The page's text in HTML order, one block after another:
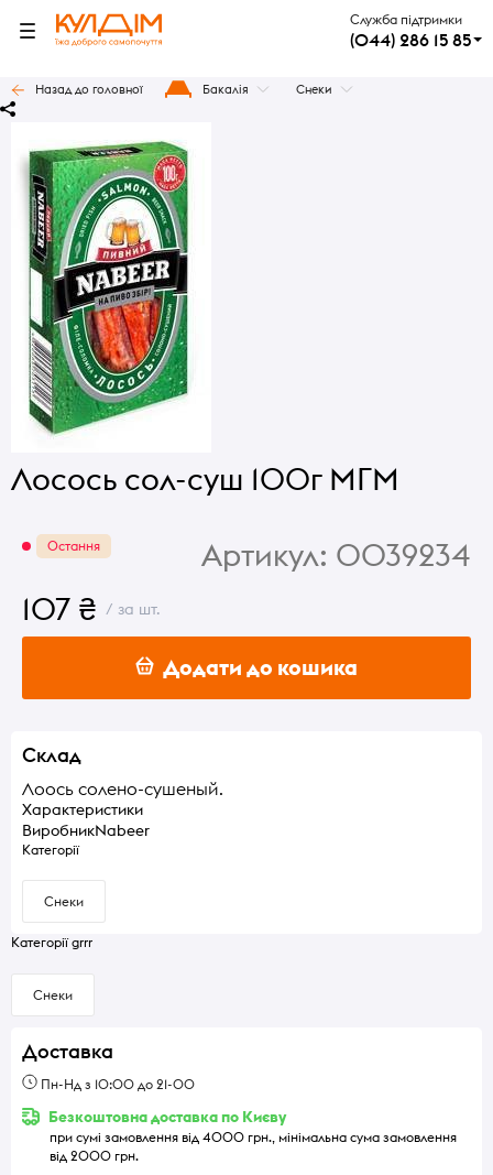
Служба підтримки
(044) 286 15 85
Назад до головної Бакалія Снеки
Лосось сол-суш 100г МГМ
Остання Артикул: 0039234
107 ₴ / за шт.
Додати до кошика
Склад
Лоось солено-сушеный.
Характеристики
ВиробникNabeer
Категорії
Снеки
Категорії grrr
Снеки
Доставка
Пн-Нд з 10:00 до 21-00
Безкоштовна доставка по Києву
при сумі замовлення від 4000 грн., мінімальна сума замовлення
від 2000 грн.